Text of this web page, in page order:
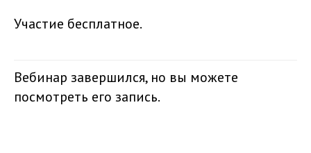
Участие бесплатное.
Вебинар завершился, но вы можете
посмотреть его запись.